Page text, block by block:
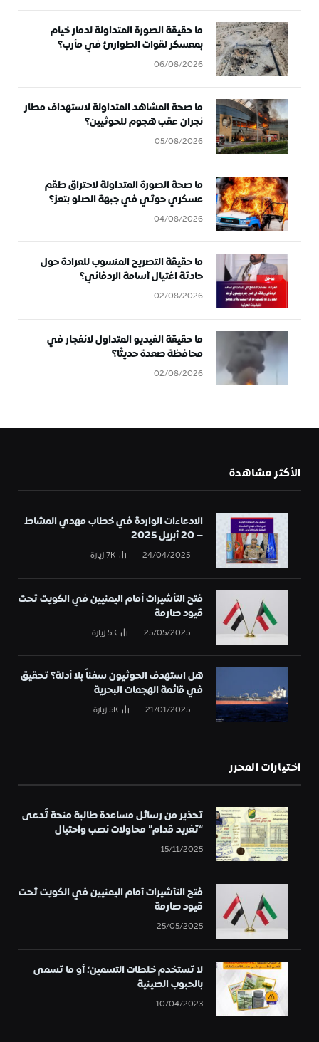
ما حقيقة الصورة المتداولة لدمار خيام
بمعسكر لقوات الطوارئ في مأرب؟
06/08/2026
ما صحة المشاهد المتداولة لاستهداف مطار
نجران عقب هجوم للحوثيين؟
05/08/2026
ما صحة الصورة المتداولة لاحتراق طقم
عسكري حوثي في جبهة الصلو بتعز؟
04/08/2026
ما حقيقة التصريح المنسوب للعرادة حول
حادثة اغتيال أسامة الردفاني؟
02/08/2026
ما حقيقة الفيديو المتداول لانفجار في
محافظة صعدة حديثًا؟
02/08/2026
الأكثر مشاهدة
الادعاءات الواردة في خطاب مهدي المشاط
– 20 أبريل 2025
24/04/2025
7Kزيارة
فتح التأشيرات أمام اليمنيين في الكويت تحت
قيود صارمة
25/05/2025
5Kزيارة
هل استهدف الحوثيون سفناً بلا أدلة؟ تحقيق
في قائمة الهجمات البحرية
21/01/2025
5Kزيارة
اختيارات المحرر
تحذير من رسائل مساعدة طالبة منحة تُدعى
“تغريد قدام” محاولات نصب واحتيال
15/11/2025
فتح التأشيرات أمام اليمنيين في الكويت تحت
قيود صارمة
25/05/2025
لا تستخدم خلطات التسمين؛ أو ما تسمى
بالحبوب الصينية
10/04/2023